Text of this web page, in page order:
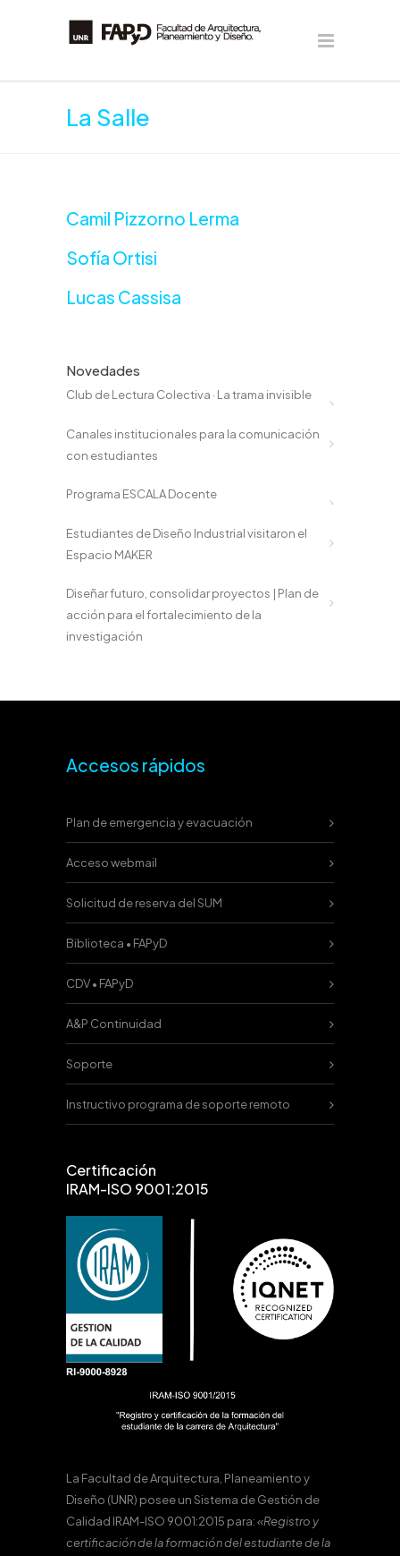
La Salle
Camil Pizzorno Lerma
Sofía Ortisi
Lucas Cassisa
Novedades
Club de Lectura Colectiva · La trama invisible
Canales institucionales para la comunicación
con estudiantes
Programa ESCALA Docente
Estudiantes de Diseño Industrial visitaron el
Espacio MAKER
Diseñar futuro, consolidar proyectos | Plan de
acción para el fortalecimiento de la
investigación
Accesos rápidos
Plan de emergencia y evacuación
Acceso webmail
Solicitud de reserva del SUM
Biblioteca • FAPyD
CDV • FAPyD
A&P Continuidad
Soporte
Instructivo programa de soporte remoto
Certificación
IRAM-ISO 9001:2015
La Facultad de Arquitectura, Planeamiento y
Diseño (UNR) posee un Sistema de Gestión de
Calidad IRAM-ISO 9001:2015 para:«Registro y
certificación de la formación del estudiante de la